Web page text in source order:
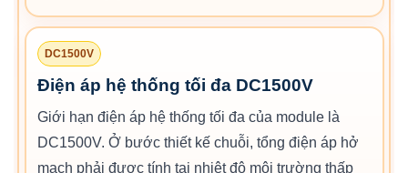
DC1500V
Điện áp hệ thống tối đa DC1500V
Giới hạn điện áp hệ thống tối đa của module là
DC1500V. Ở bước thiết kế chuỗi, tổng điện áp hở
mạch phải được tính tại nhiệt độ môi trường thấp